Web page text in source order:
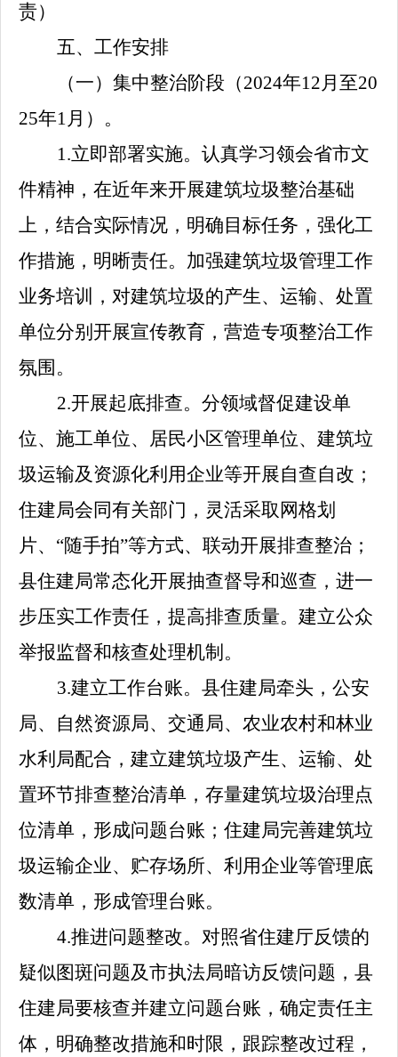
责）
五、工作安排
（一）集中整治阶段（2024年12月至20
25年1月）。
1.立即部署实施。认真学习领会省市文
件精神，在近年来开展建筑垃圾整治基础
上，结合实际情况，明确目标任务，强化工
作措施，明晰责任。加强建筑垃圾管理工作
业务培训，对建筑垃圾的产生、运输、处置
单位分别开展宣传教育，营造专项整治工作
氛围。
2.开展起底排查。分领域督促建设单
位、施工单位、居民小区管理单位、建筑垃
圾运输及资源化利用企业等开展自查自改；
住建局会同有关部门，灵活采取网格划
片、 “随手拍”等方式、联动开展排查整治；
县住建局常态化开展抽查督导和巡查，进一
步压实工作责任，提高排查质量。建立公众
举报监督和核查处理机制。
3.建立工作台账。县住建局牵头，公安
局、自然资源局、交通局、农业农村和林业
水利局配合，建立建筑垃圾产生、运输、处
置环节排查整治清单，存量建筑垃圾治理点
位清单，形成问题台账；住建局完善建筑垃
圾运输企业、贮存场所、利用企业等管理底
数清单，形成管理台账。
4.推进问题整改。对照省住建厅反馈的
疑似图斑问题及市执法局暗访反馈问题，县
住建局要核查并建立问题台账，确定责任主
体，明确整改措施和时限，跟踪整改过程，